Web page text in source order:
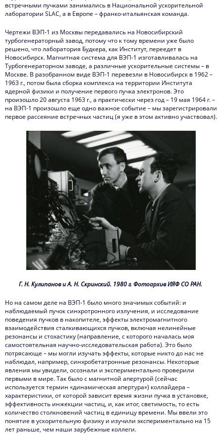
встречными пучками занимались в Национальной ускорительной
лаборатории SLAC, а в Европе – франко-итальянская команда.
Чертежи ВЭП-1 из Москвы передавались на Новосибирский
турбогенераторный завод, потому что к тому времени уже было
решено, что лаборатория Будкера, как Институт, переедет в
Новосибирск. Магнитная система для ВЭП-1 изготавливалась на
Турбогенераторном заводе, а различные ускорительные системы – в
Москве. В разобранном виде ВЭП-1 перевезли в Новосибирск в 1962 –
1963 г., потом была сборка комплекса на территории Института
ядерной физики и получение первого пучка электронов. Это
произошло 20 августа 1963 г., а практически через год – 19 мая 1964 г. –
на ВЭП-1 произошло еще одно важное событие – мы зарегистрировали
первое рассеяние встречных частиц (я уже в этом активно участвовал).
Г. Н. Кулипанов и А. Н. Скринский. 1980 г. Фотоархив ИЯФ СО РАН.
Но на самом деле на ВЭП-1 было много значимых событий: и
наблюдаемый пучок синхротронного излучения, и исследование
поведения пучков в накопителе, эффекты электромагнитного
взаимодействия сталкивающихся пучков, включая нелинейные
резонансы и стохастику (направление, с которого началась моя
самостоятельная научно-исследовательская работа). Это было
потрясающе – мы могли изучать эффекты, которые никто до нас не
наблюдал, например, синхробетатронные резонансы. Некоторые
явления мы увидели, осознали и экспериментально проверили
первыми в мире. Так было с магнитной апертурой (сейчас
используется термин «динамическая апертура») коллайдера –
характеристики, от которой зависит время жизни пучка в установке,
эффективность инжекции частиц, и, как итог, светимость, то есть
количество столкновений частиц в единицу времени. Мы ввели это
понятие в ускорительную физику и изучили экспериментально на 15
лет раньше, чем наши зарубежные коллеги.